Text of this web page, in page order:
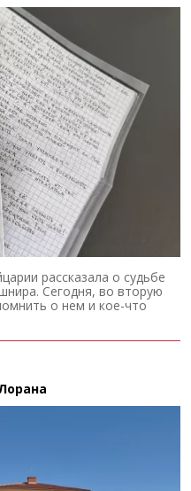
рассказала о судьбе
Сегодня, во вторую
о нем и кое-что